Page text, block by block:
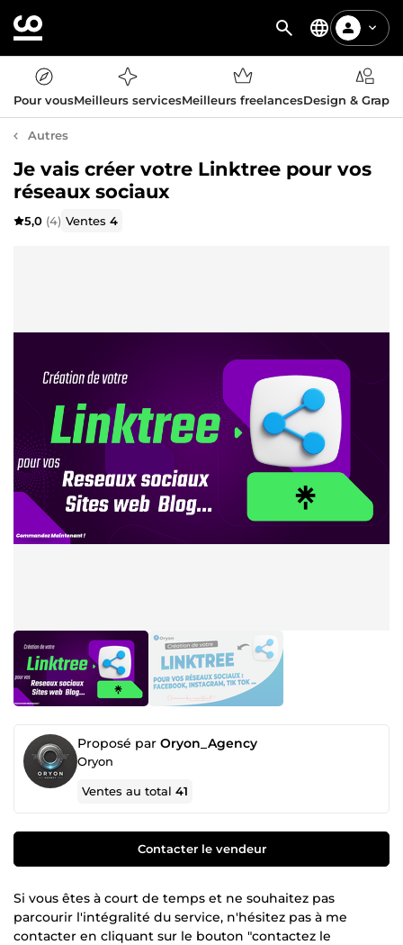
Pour vousMeilleurs servicesMeilleurs freelancesDesign &
Autres
Je vais créer votre Linktree pour vos
réseaux sociaux
5,0 (4) Ventes4
Proposé par Oryon_Agency
Oryon
Ventes au total41
Contacter le vendeur
Si vous êtes à court de temps et ne souhaitez pas
parcourir l'intégralité du service, n'hésitez pas à me
contacter en cliquant sur le bouton "contactez le